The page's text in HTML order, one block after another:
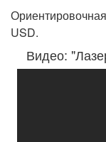
USD.
Видео: